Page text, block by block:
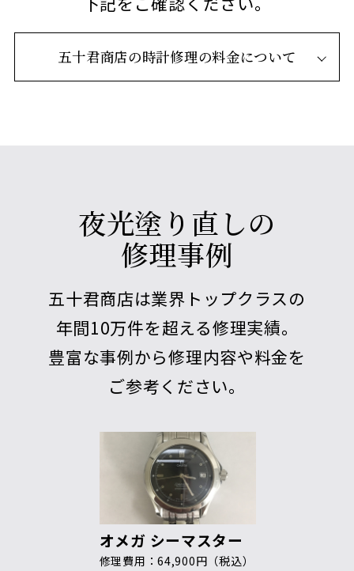
五十君商店の時計修理の料金について
夜光塗り直しの
修理事例
五十君商店は業界トップクラスの
年間10万件を超える修理実績。
豊富な事例から修理内容や料金を
ご参考ください。
オメガ シーマスター
修理費用：64,900円（税込）